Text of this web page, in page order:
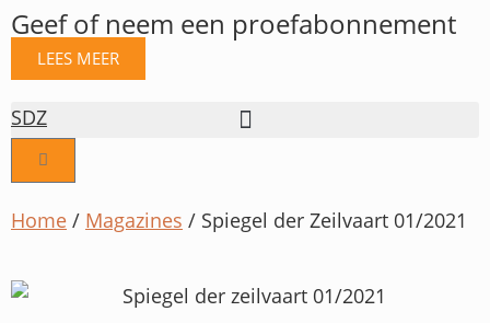
Geef of neem een proefabonnement
LEES MEER
SDZ
Home / Magazines / Spiegel der Zeilvaart 01/2021